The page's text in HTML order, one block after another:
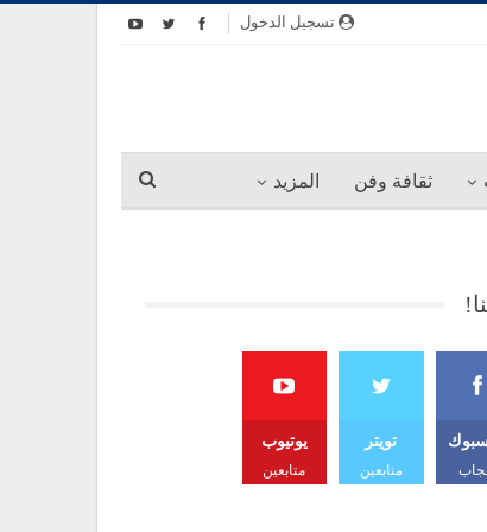
تسجيل الدخول
ثقافة وفن المزيد
تويتر
متابعين
يوتيوب
متابعين